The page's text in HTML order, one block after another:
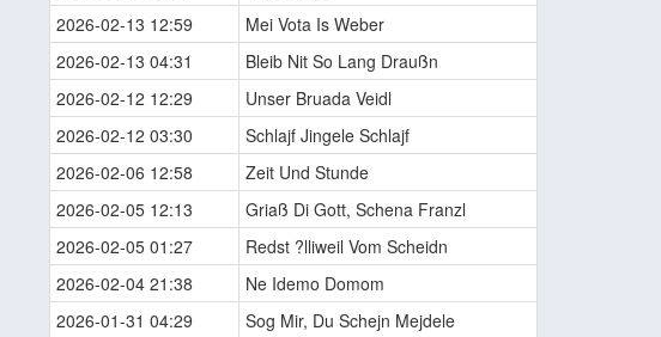
2026-02-13 12:59
Mei Vota Is Weber
2026-02-13 04:31
Bleib Nit So Lang Draußn
2026-02-12 12:29
Unser Bruada Veidl
2026-02-12 03:30
Schlajf Jingele Schlajf
2026-02-06 12:58
Zeit Und Stunde
2026-02-05 12:13
Griaß Di Gott, Schena Franzl
2026-02-05 01:27
Redst ?lliweil Vom Scheidn
2026-02-04 21:38
Ne Idemo Domom
2026-01-31 04:29
Sog Mir, Du Schejn Mejdele